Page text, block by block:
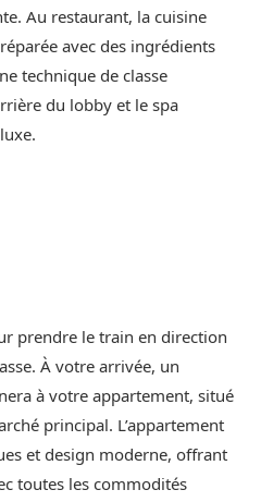
Au restaurant, la cuisine
avec des ingrédients
technique de classe
du lobby et le spa
prendre le train en direction
À votre arrivée, un
à votre appartement, situé
principal. L’appartement
et design moderne, offrant
toutes les commodités